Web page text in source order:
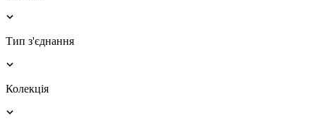
Тип з'єднання
Колекція